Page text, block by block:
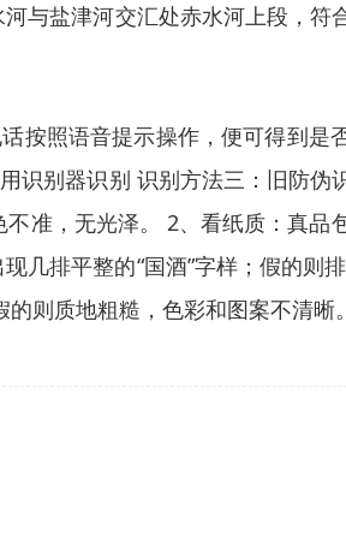
与盐津河交汇处赤水河上段，符
按照语音提示操作，便可得到是
识别器识别 识别方法三：旧防伪
准，无光泽。 2、看纸质：真品
排平整的“国酒”字样；假的则排
则质地粗糙，色彩和图案不清晰。